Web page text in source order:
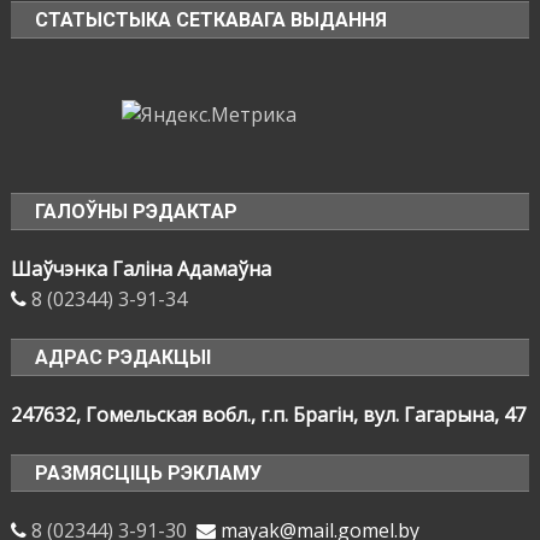
СТАТЫСТЫКА СЕТКАВАГА ВЫДАННЯ
ГАЛОЎНЫ РЭДАКТАР
Шаўчэнка Галіна Адамаўна
8 (02344) 3-91-34
АДРАС РЭДАКЦЫІ
247632, Гомельская вобл., г.п. Брагін, вул. Гагарына, 47
РАЗМЯСЦІЦЬ РЭКЛАМУ
8 (02344) 3-91-30 mayak@mail.gomel.by